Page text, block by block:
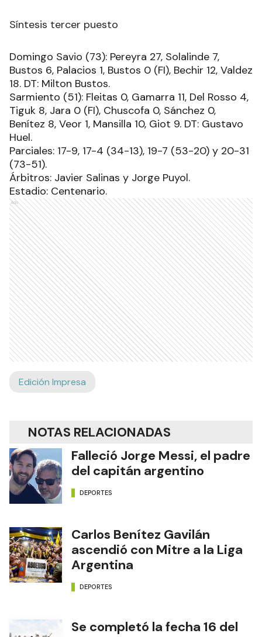
Síntesis tercer puesto
Domingo Savio (73): Pereyra 27, Solalinde 7,
Bustos 6, Palacios 1, Bustos 0 (FI), Bechir 12, Valdez
18. DT: Milton Bustos.
Sarmiento (51): Fleitas 0, Gamarra 11, Del Rosso 4,
Tiguk 8, Jara 0 (FI), Chuscofa 0, Sánchez 0,
Benítez 8, Veor 1, Mansilla 10, Giot 9. DT: Gustavo
Huel.
Parciales: 17-9, 17-4 (34-13), 19-7 (53-20) y 20-31
(73-51).
Árbitros: Javier Salinas y Jorge Puyol.
Estadio: Centenario.
Ads
Edición Impresa
NOTAS RELACIONADAS
Falleció Jorge Messi, el padre
del capitán argentino
DEPORTES
Carlos Benítez Gavilán
ascendió con Mitre a la Liga
Argentina
DEPORTES
Se completó la fecha 16 del